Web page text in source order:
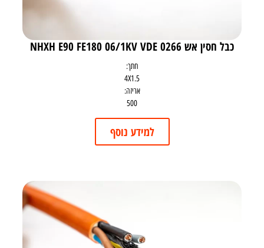
כבל חסין אש NHXH E90 FE180 06/1KV VDE 0266
חתך:
4X1.5
אריזה:
500
למידע נוסף